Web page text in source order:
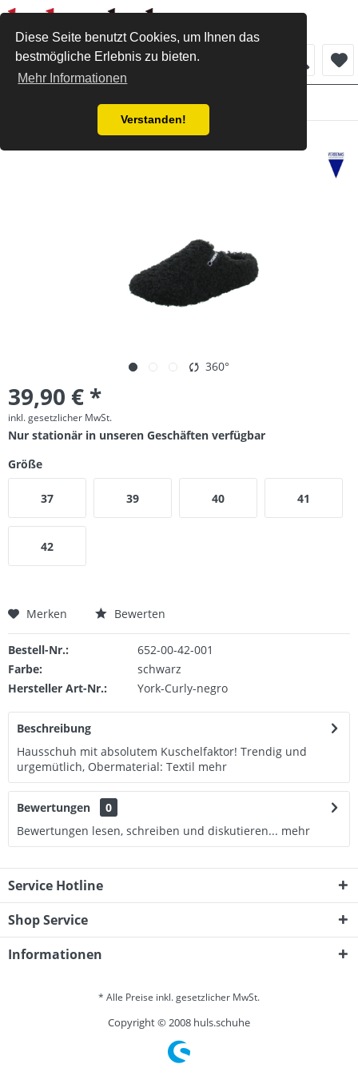
Diese Seite benutzt Cookies, um Ihnen das
bestmögliche Erlebnis zu bieten.
Mehr Informationen
Verstanden!
Menü
Verbenas Hausschuh schwarz
360°
39,90 € *
inkl. gesetzlicher MwSt.
Nur stationär in unseren Geschäften verfügbar
Größe
37 39 40 41
42
Merken Bewerten
Bestell-Nr.:
652-00-42-001
Farbe:
schwarz
Hersteller Art-Nr.:
York-Curly-negro
Beschreibung
Hausschuh mit absolutem Kuschelfaktor! Trendig und
urgemütlich, Obermaterial: Textil mehr
Bewertungen
0
Bewertungen lesen, schreiben und diskutieren... mehr
Service Hotline
Shop Service
Informationen
* Alle Preise inkl. gesetzlicher MwSt.
Copyright © 2008 huls.schuhe